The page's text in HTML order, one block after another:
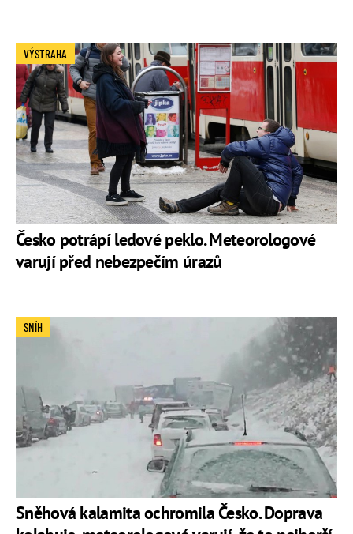
Česko potrápí ledové peklo. Meteorologové
varují před nebezpečím úrazů
VÝSTRAHA
Sněhová kalamita ochromila Česko. Doprava
SNÍH